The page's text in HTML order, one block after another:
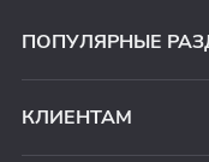
ПОПУЛЯРНЫЕ
КЛИЕНТАМ